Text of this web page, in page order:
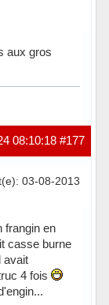
aux gros
#177
08:10:18
03-08-2013
frangin en
casse burne
avait
4 fois